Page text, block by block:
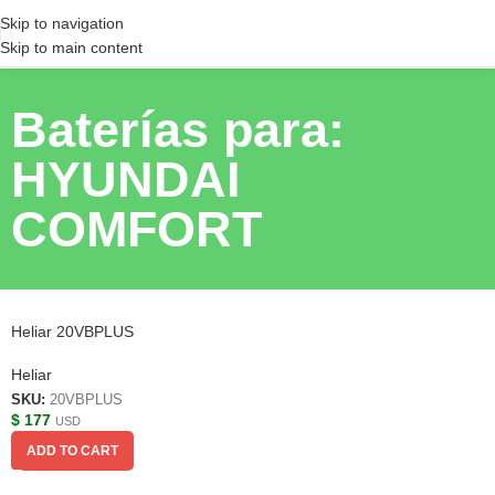
Skip to navigation
Skip to main content
Baterías para:
HYUNDAI
COMFORT
Heliar 20VBPLUS
Heliar
SKU: 20VBPLUS
$ 177 USD
ADD TO CART